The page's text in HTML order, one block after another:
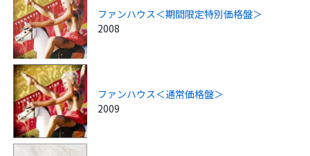
ファンハウス＜期間限定特別価格盤＞
2008
ファンハウス＜通常価格盤＞
2009